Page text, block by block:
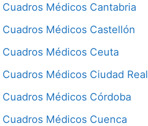
Cuadros Médicos Cantabria
Cuadros Médicos Castellón
Cuadros Médicos Ceuta
Cuadros Médicos Ciudad Real
Cuadros Médicos Córdoba
Cuadros Médicos Cuenca